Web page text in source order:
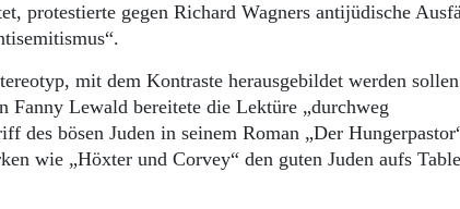
protestierte gegen Richard Wagners antijüdische
mit dem Kontraste herausgebildet werden
Fanny Lewald bereitete die Lektüre „durchweg
des bösen Juden in seinem Roman „Der
wie „Höxter und Corvey“ den guten Juden aufs